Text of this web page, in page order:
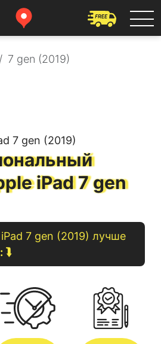
Apple
7 gen (2019)
iPad 7 gen
iPad 7 gen (2019) лучше
⮯